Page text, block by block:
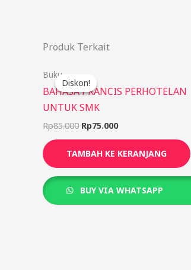
Produk Terkait
Diskon!
Diskon!
Buku
BAHASA PRANCIS PERHOTELAN
UNTUK SMK
Rp85.000
adalah:
Rp85.000.
Rp75.000
ini
adalah:
TAMBAH KE KERANJANG
BUY VIA WHATSAPP